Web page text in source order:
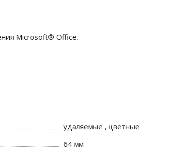
Microsoft® Office.
удаляемые , цветные
64 мм